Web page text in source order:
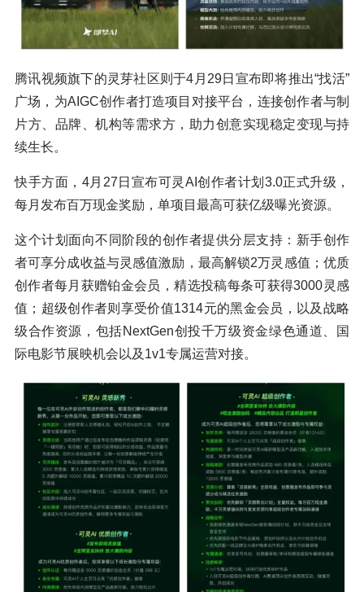
腾讯视频旗下的灵芽社区则于4月29日宣布即将推出“找活”
广场，为AIGC创作者打造项目对接平台，连接创作者与制
片方、品牌、机构等需求方，助力创意实现稳定变现与持
续生长。
快手方面，4月27日宣布可灵AI创作者计划3.0正式升级，
每月发布百万现金奖励，单项目最高可获亿级曝光资源。
这个计划面向不同阶段的创作者提供分层支持：新手创作
者可享分成收益与灵感值激励，最高解锁2万灵感值；优质
创作者每月获赠铂金会员，精选投稿每条可获得3000灵感
值；超级创作者则享受价值1314元的黑金会员，以及战略
级合作资源，包括NextGen创投千万级资金绿色通道、国
际电影节展映机会以及1v1专属运营对接。